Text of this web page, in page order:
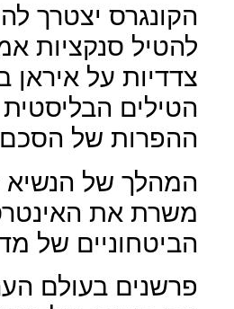
הקונגרס יצטרך
להטיל סנקציות
צדדיות על איראן
הטילים
ההפרות של הסכם
המהלך של
משרת את
הביטחוניים של
פרשנים בעולם